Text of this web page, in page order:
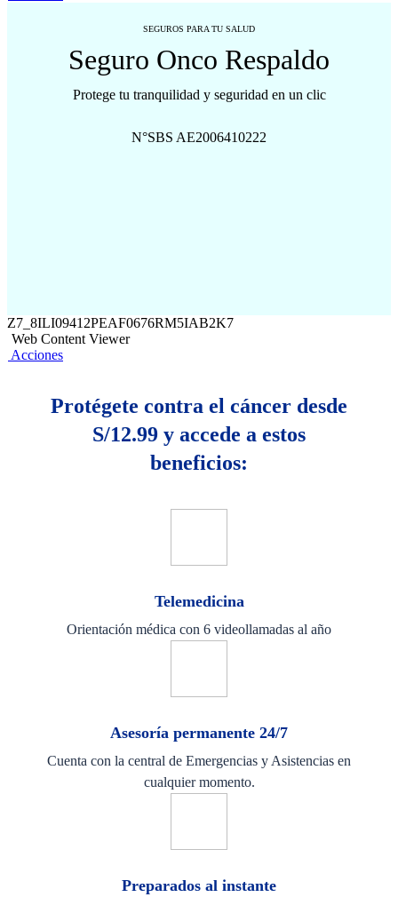
SEGUROS PARA TU SALUD
Seguro Onco Respaldo
Protege tu tranquilidad y seguridad en un clic
N°SBS AE2006410222
Z7_8ILI09412PEAF0676RM5IAB2K7
Web Content Viewer
Acciones
Protégete contra el cáncer desde
S/12.99 y accede a estos
beneficios:
Telemedicina
Orientación médica con 6 videollamadas al año
Asesoría permanente 24/7
Cuenta con la central de Emergencias y Asistencias en
cualquier momento.
Preparados al instante